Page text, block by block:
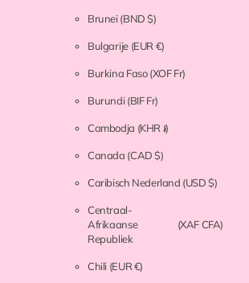
Brunei(BND $)
Bulgarije (EUR €)
Burkina Faso(XOF Fr)
Burundi(BIF Fr)
Cambodja (KHR ៛)
Canada (CAD $)
Caribisch Nederland (USD $)
Centraal-
Afrikaanse
Republiek
(XAF CFA)
Chili (EUR €)